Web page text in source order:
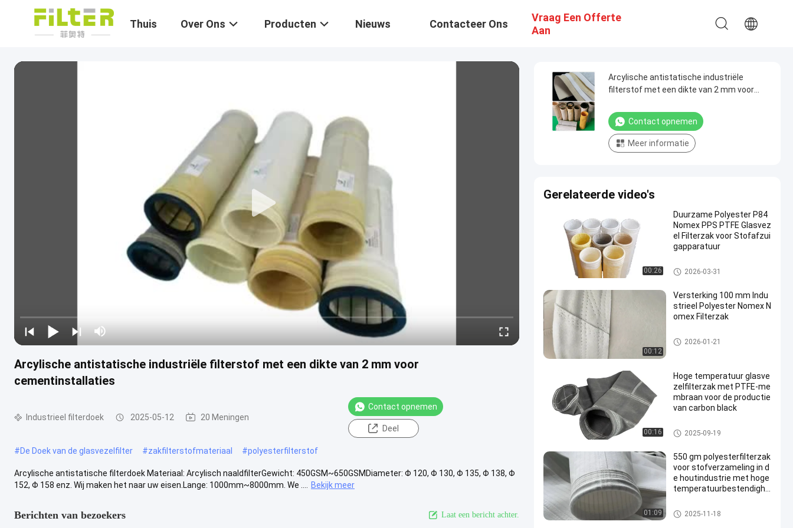
Thuis Over Ons Producten Nieuws Contacteer Ons
Vraag Een Offerte
Aan
Arcylische antistatische industriële filterstof met een dikte van 2 mm voor
cementinstallaties
Industrieel filterdoek 2025-05-12 20 Meningen
Contact opnemen
Deel
#De Doek van de glasvezelfilter #zakfilterstofmateriaal #polyesterfilterstof
Arcylische antistatische filterdoek Materiaal: Arcylisch naaldfilterGewicht: 450GSM~650GSMDiameter: Φ 120, Φ 130, Φ 135, Φ 138, Φ
152, Φ 158 enz. Wij maken het naar uw eisen.Lange: 1000mm~8000mm. We ....
Bekijk meer
Berichten van bezoekers Laat een bericht achter.
Arcylische antistatische industriële
filterstof met een dikte van 2 mm voor
Contact opnemen
Meer informatie
Gerelateerde video's
00:26
Duurzame Polyester P84
Nomex PPS PTFE Glasvez
el Filterzak voor Stofafzui
gapparatuur
De zak van de polyesterfilter
2026-03-31
00:12
Versterking 100 mm Indu
strieel Polyester Nomex N
omex Filterzak
hoogtemperatuurfilterzakken
2026-01-21
00:16
Hoge temperatuur glasve
zelfilterzak met PTFE-me
mbraan voor de productie
van carbon black
filterzak van glasvezel
2025-09-19
01:09
550 gm polyesterfilterzak
voor stofverzameling in d
e houtindustrie met hoge
temperatuurbestendighe
De zak van de polyesterfilter
2025-11-18